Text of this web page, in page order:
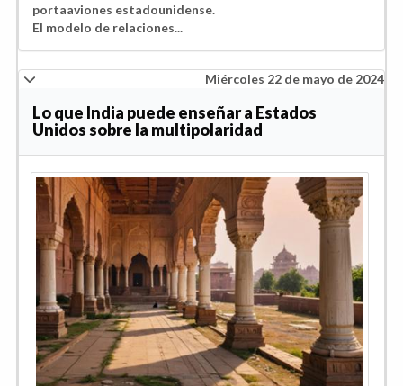
portaaviones estadounidense.
El modelo de relaciones...
Miércoles 22 de mayo de 2024
Lo que India puede enseñar a Estados
Unidos sobre la multipolaridad